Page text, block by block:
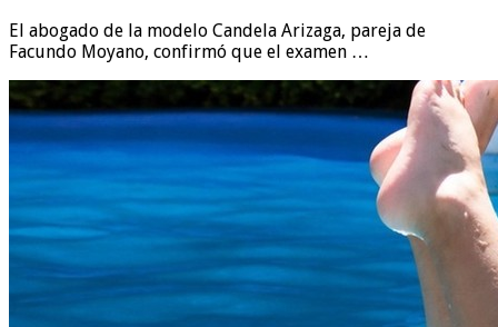
El abogado de la modelo Candela Arizaga, pareja de
Facundo Moyano, confirmó que el examen …